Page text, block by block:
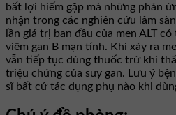
bất lợi hiếm gặp mà những phản
nhận trong các nghiên cứu lâm
lần giá trị ban đầu của men ALT
viêm gan B mạn tính. Khi xảy ra
vẫn tiếp tục dùng thuốc trừ khi
triệu chứng của suy gan. Lưu ý
sĩ bất cứ tác dụng phụ nào khi